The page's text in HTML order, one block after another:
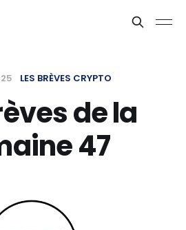
LES BRÈVES CRYPTO
de la
47